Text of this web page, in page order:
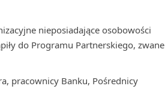
nieposiadające osobowości
do Programu Partnerskiego, zwane
pracownicy Banku, Pośrednicy